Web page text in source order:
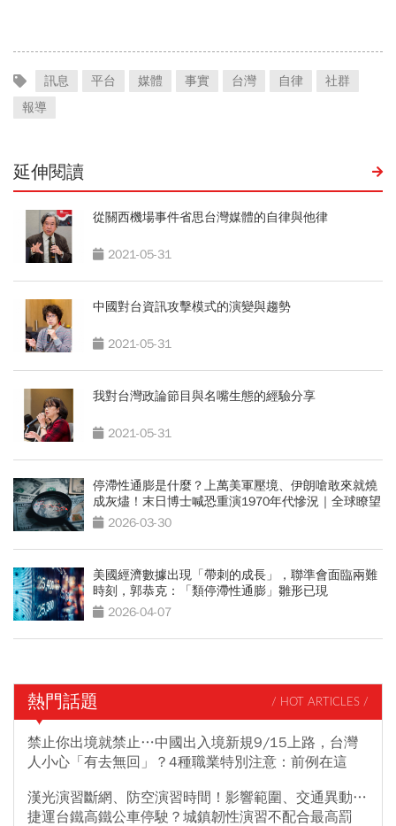
訊息 平台 媒體 事實 台灣 自律
社群
報導
延伸閱讀
從關西機場事件省思台灣媒體的自律與他律
2021-05-31
中國對台資訊攻擊模式的演變與趨勢
2021-05-31
我對台灣政論節目與名嘴生態的經驗分享
2021-05-31
停滯性通膨是什麼？上萬美軍壓境、伊朗嗆敢來就燒
成灰燼！末日博士喊恐重演1970年代慘況｜全球瞭望
2026-03-30
美國經濟數據出現「帶刺的成長」，聯準會面臨兩難
時刻，郭恭克：「類停滯性通膨」雛形已現
2026-04-07
熱門話題 / HOT ARTICLES /
禁止你出境就禁止…中國出入境新規9/15上路，台灣
人小心「有去無回」？4種職業特別注意：前例在這
漢光演習斷網、防空演習時間！影響範圍、交通異動…
捷運台鐵高鐵公車停駛？城鎮韌性演習不配合最高罰